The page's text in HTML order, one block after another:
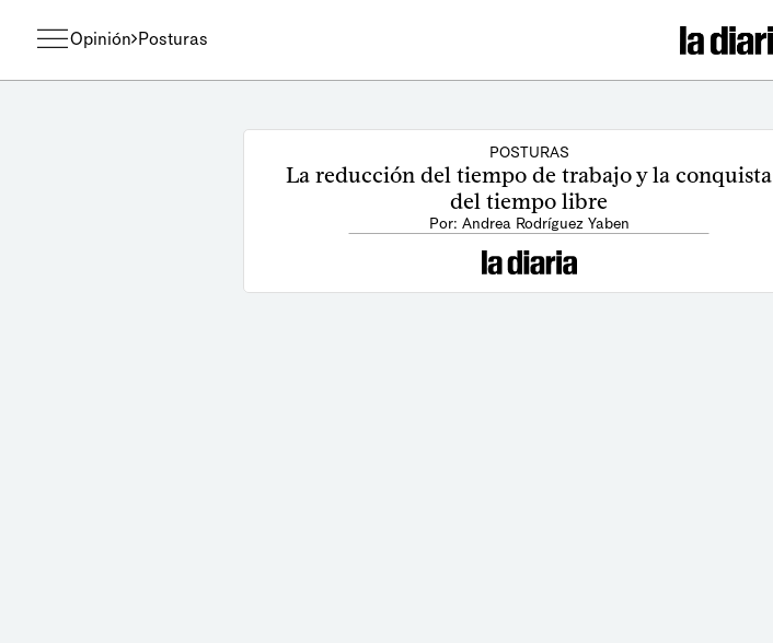
Opinión Posturas
POSTURAS
La reducción del tiempo de trabajo y la conquista
del tiempo libre
Por: Andrea Rodríguez Yaben